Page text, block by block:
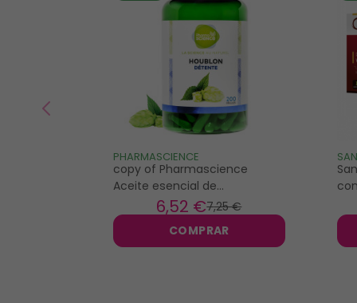
PHARMASCIENCE
copy of Pharmascience
Aceite esencial de
Wintergreen bio 10ml
7,25 €
6,52 €
COMPRAR